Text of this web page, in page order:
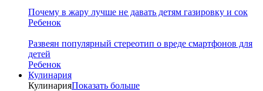
Почему в жару лучше не давать детям газировку и сок
Ребенок
Развеян популярный стереотип о вреде смартфонов для
детей
Ребенок
Кулинария
КулинарияПоказать больше